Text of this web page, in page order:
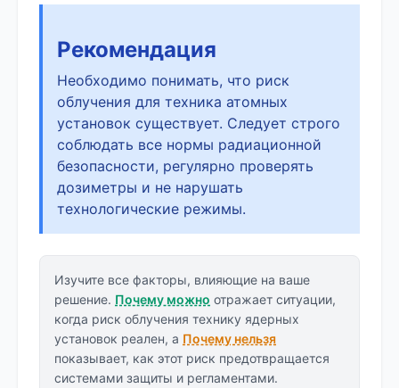
Рекомендация
Необходимо понимать, что риск
облучения для техника атомных
установок существует. Следует строго
соблюдать все нормы радиационной
безопасности, регулярно проверять
дозиметры и не нарушать
технологические режимы.
Изучите все факторы, влияющие на ваше
решение. Почему можно отражает ситуации,
когда риск облучения технику ядерных
установок реален, а Почему нельзя
показывает, как этот риск предотвращается
системами защиты и регламентами.